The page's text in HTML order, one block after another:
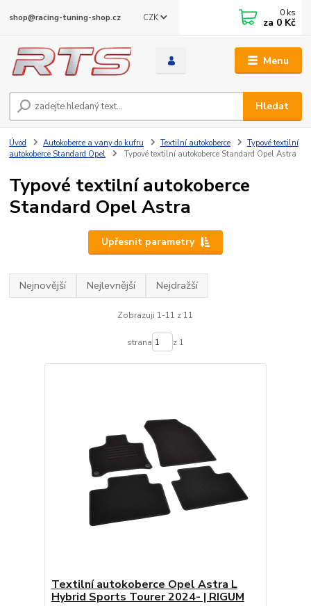
Menu
CZK
Hledat
shop@racing-tuning-shop.cz 0 ks
za 0 Kč
Úvod Autokoberce a vany do kufru Textilní autokoberce
Typové textilní
autokoberce Standard Opel
Typové textilní autokoberce Standard Opel Astra
Typové textilní autokoberce
Standard Opel Astra
Upřesnit parametry
Nejnovější Nejlevnější Nejdražší
Zobrazuji 1-11 z 11
strana z 1
Textilní autokoberce Opel Astra L
Hybrid Sports Tourer 2024- | RIGUM